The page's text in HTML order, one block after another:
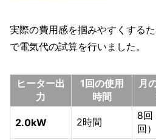
実際の費用感を掴みやすくする
で電気代の試算を行いました。
ヒーター出
力
1回の使用
時間
月
2.0kW 2時間
8回
回）